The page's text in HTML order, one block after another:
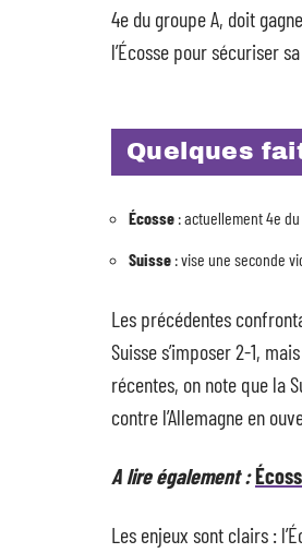
4e du groupe A, doit
l’Écosse pour sécuriser
Quelques
Écosse : actuellement 4e
Suisse : vise une seconde
Les précédentes
Suisse s’imposer 2-1,
récentes, on note que la
contre l’Allemagne en
A lire également :
Les enjeux sont clairs :